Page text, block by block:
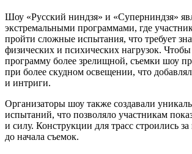
Шоу «Русский ниндзя» и «Суперниндзя»
экстремальными программами, где
пройти сложные испытания, что требует
физических и психических нагрузок. Чтобы
программу более зрелищной, съемки шоу
при более скудном освещении, что
и интриги.
Организаторы шоу также создавали
испытаний, что позволяло участникам
и силу. Конструкции для трасс строились за
до начала съемок.